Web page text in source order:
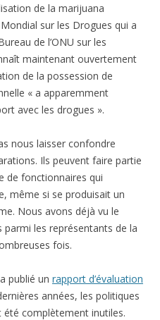
de la marijuana
sur les Drogues qui a
de l’ONU sur les
maintenant ouvertement
de la possession de
« a apparemment
avec les drogues ».
nous laisser confondre
Ils peuvent faire partie
de fonctionnaires qui
même si se produisait un
Nous avons déjà vu le
les représentants de la
fois.
publié un rapport d’évaluation
années, les politiques
complètement inutiles.